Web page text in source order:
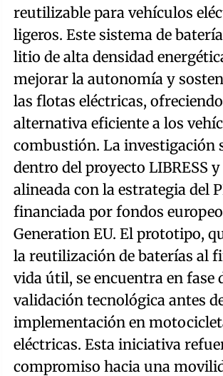
reutilizable para vehículos
ligeros. Este sistema de
litio de alta densidad
mejorar la autonomía y
las flotas eléctricas,
alternativa eficiente a los
combustión. La investigación
dentro del proyecto LIBRESS y
alineada con la estrategia del
financiada por fondos
Generation EU. El prototipo,
la reutilización de baterías al
vida útil, se encuentra en fase
validación tecnológica antes
implementación en
eléctricas. Esta iniciativa
compromiso hacia una